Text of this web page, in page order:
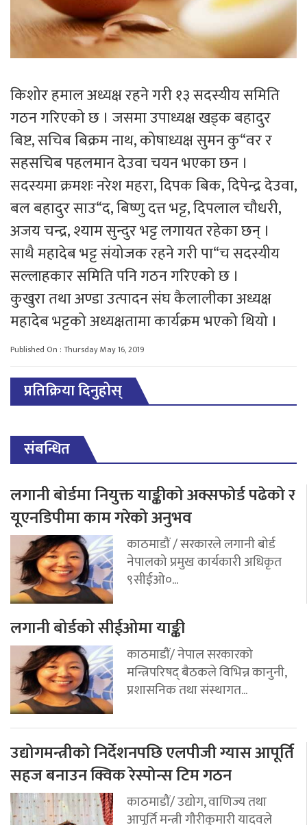
किशोर हमाल अध्यक्ष रहने गरी १३ सदस्यीय समिति
गठन गरिएको छ । जसमा उपाध्यक्ष खड्क बहादुर
बिष्ट, सचिब बिक्रम नाथ, कोषाध्यक्ष सुमन कु“वर र
सहसचिब पहलमान देउवा चयन भएका छन ।
सदस्यमा क्रमशः नरेश महरा, दिपक बिक, दिपेन्द्र देउवा,
बल बहादुर साउ“द, बिष्णु दत्त भट्ट, दिपलाल चौधरी,
अजय चन्द्र, श्याम सुन्दुर भट्ट लगायत रहेका छन् ।
साथै महादेब भट्ट संयोजक रहने गरी पा“च सदस्यीय
सल्लाहकार समिति पनि गठन गरिएको छ ।
कुखुरा तथा अण्डा उत्पादन संघ कैलालीका अध्यक्ष
महादेब भट्टको अध्यक्षतामा कार्यक्रम भएको थियो ।
Published On : Thursday May 16, 2019
प्रतिक्रिया दिनुहोस्
संबन्धित
लगानी बोर्डमा नियुक्त याङ्कीको अक्सफोर्ड पढेको र
यूएनडिपीमा काम गरेको अनुभव
काठमाडौं / सरकारले लगानी बोर्ड
नेपालको प्रमुख कार्यकारी अधिकृत
९सीईओ०...
लगानी बोर्डको सीईओमा याङ्की
काठमाडौं/ नेपाल सरकारको
मन्त्रिपरिषद् बैठकले विभिन्न कानुनी,
प्रशासनिक तथा संस्थागत...
उद्योगमन्त्रीको निर्देशनपछि एलपीजी ग्यास आपूर्ति
सहज बनाउन क्विक रेस्पोन्स टिम गठन
काठमाडौं/ उद्योग, वाणिज्य तथा
आपूर्ति मन्त्री गौरीकुमारी यादवले